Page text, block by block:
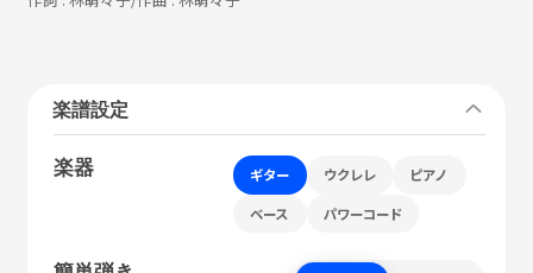
楽譜設定
楽器 ギター ウクレレ ピアノ
ベース パワーコード